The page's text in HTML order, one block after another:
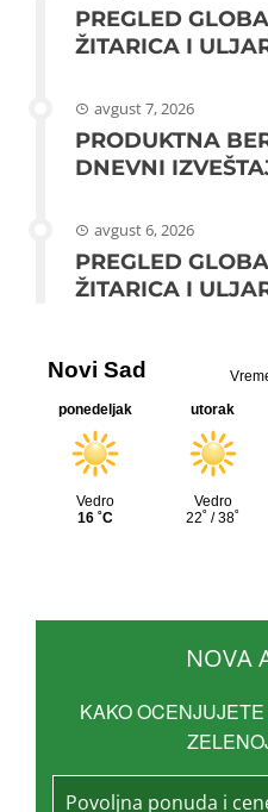
PREGLED
ŽITARICA I
avgust 7, 2026
PRODUKTNA
DNEVNI
avgust 6, 2026
PREGLED
ŽITARICA I
NOVA
KAKO
Povoljna ponuda i